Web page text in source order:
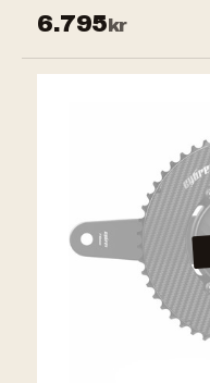
6.795kr